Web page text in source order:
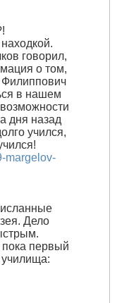
говорил,
о том,
Филиппович
в нашем
дня назад
учился,
margelov-
Дело
первый